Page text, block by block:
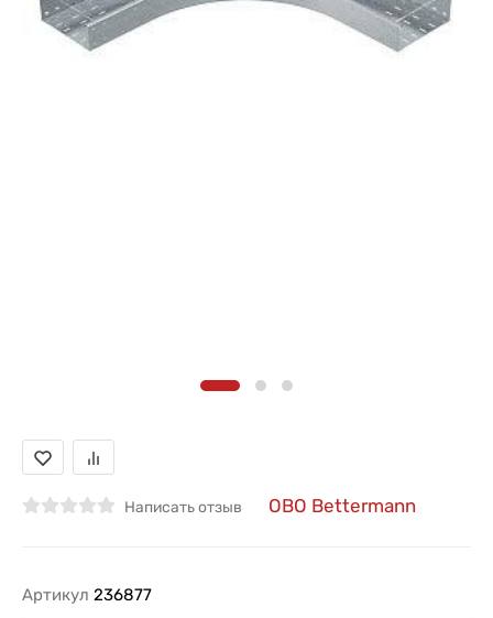
Написать отзыв OBO Bettermann
Артикул 236877